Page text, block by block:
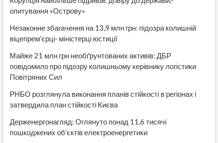
опитування «Острову»
Незаконне збагачення на 13,9 млн грн: підозра колишній
віцепрем’єрці- міністерці юстиції
Майже 21 млн грн необґрунтованих активів: ДБР
повідомило про підозру колишньому керівнику логістики
Повітряних Сил
РНБО розглянула виконання планів стійкості в регіонах і
затвердила план стійкості Києва
Держенергонагляд: Оглянуто понад 11,6 тисячі
пошкоджених об’єктів електроенергетики